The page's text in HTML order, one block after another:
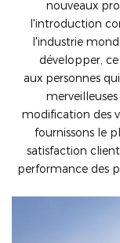
nouveaux
l'introduction
l'industrie
développer,
aux personnes
modification des
fournissons le
satisfaction
performance des